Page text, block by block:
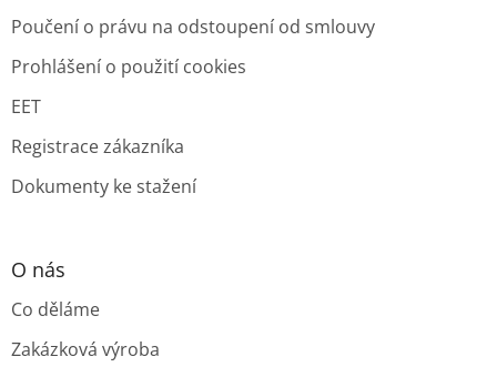
Poučení o právu na odstoupení od smlouvy
Prohlášení o použití cookies
EET
Registrace zákazníka
Dokumenty ke stažení
O nás
Co děláme
Zakázková výroba